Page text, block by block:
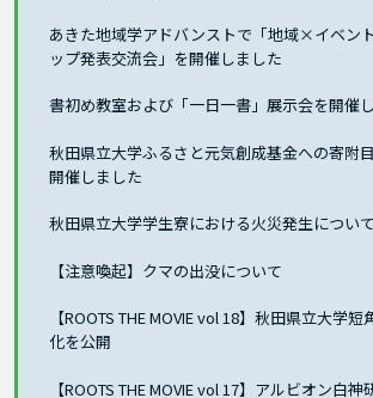
あきた地域学アドバンストで「地域×イベン
ップ発表交流会」を開催しました
書初め教室および「一日一書」展示会を開催
秋田県立大学ふるさと元気創成基金への寄附
開催しました
秋田県立大学学生寮における火災発生について
【注意喚起】クマの出没について
【ROOTS THE MOVIE vol 18】秋田県立大学短
化を公開
【ROOTS THE MOVIE vol 17】アルビオン白